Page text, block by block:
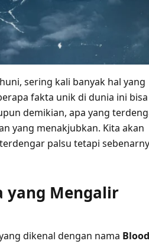
sering kali banyak hal yang
fakta unik di dunia ini bisa
demikian, apa yang
yang menakjubkan. Kita akan
palsu tetapi
yang Mengalir
dikenal dengan nama Blood